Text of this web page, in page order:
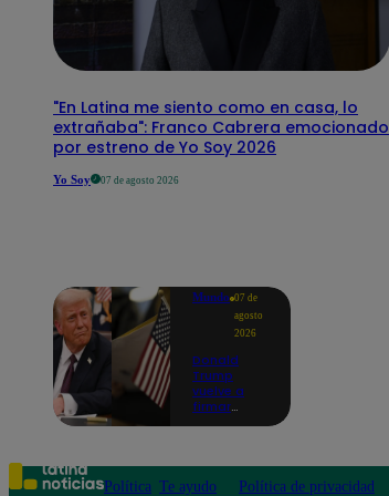
"En Latina me siento como en casa, lo
extrañaba": Franco Cabrera emocionado
por estreno de Yo Soy 2026
Yo Soy 07 de agosto 2026
Mundo 07 de
agosto
2026
Donald
Trump
vuelve a
firmar
parto' pese
a fallo de
Política Te ayudo
Política de privacidad